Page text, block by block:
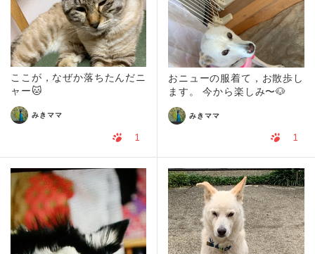
ここが，なぜか落ちたんだニ
ャー🐱
みきママ
1
おニューの服着て，お散歩し
ます。 今から楽しみ〜🐶
みきママ
1